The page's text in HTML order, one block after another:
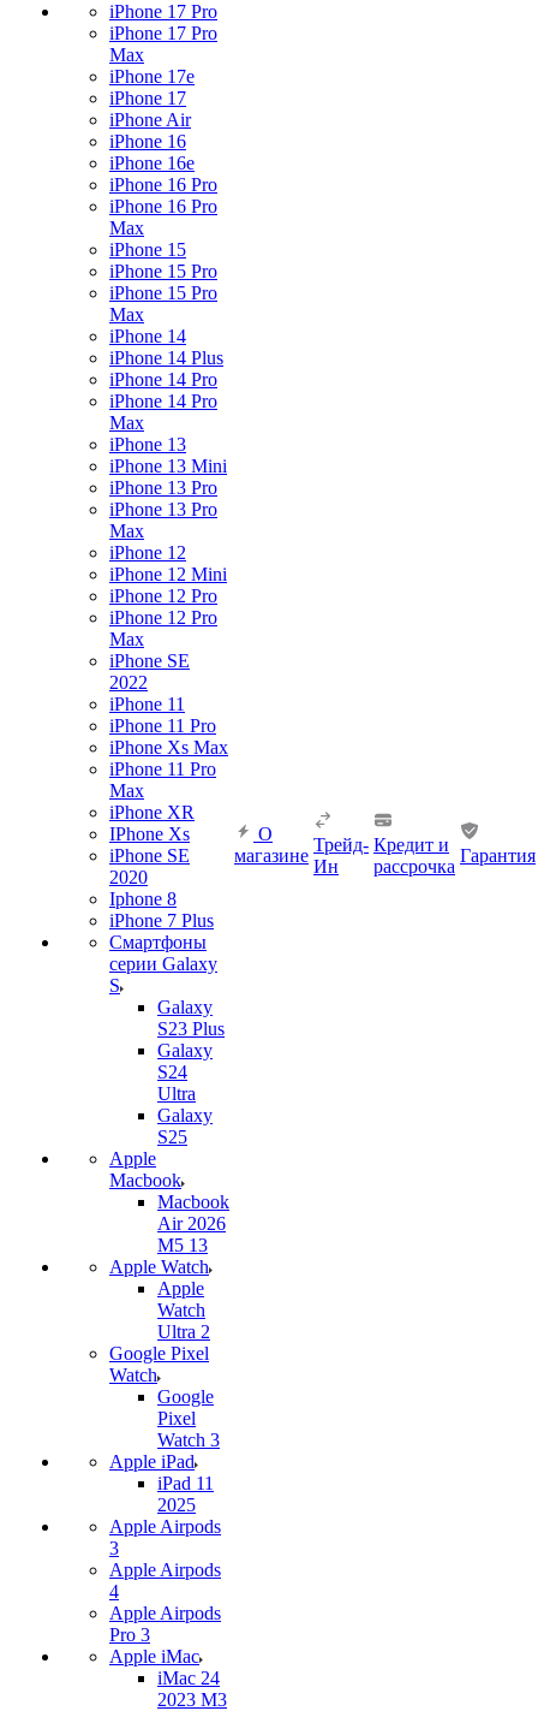
iPhone 17 Pro
iPhone 17 Pro
Max
iPhone 17e
iPhone 17
iPhone Air
iPhone 16
iPhone 16e
iPhone 16 Pro
iPhone 16 Pro
Max
iPhone 15
iPhone 15 Pro
iPhone 15 Pro
Max
iPhone 14
iPhone 14 Plus
iPhone 14 Pro
iPhone 14 Pro
Max
iPhone 13
iPhone 13 Mini
iPhone 13 Pro
iPhone 13 Pro
Max
iPhone 12
iPhone 12 Mini
iPhone 12 Pro
iPhone 12 Pro
Max
iPhone SE
2022
iPhone 11
iPhone 11 Pro
iPhone Xs Max
iPhone 11 Pro
Max
iPhone XR
IPhone Xs
iPhone SE
2020
Iphone 8
iPhone 7 Plus
Смартфоны
серии Galaxy
S
Galaxy
S23 Plus
Galaxy
S24
Ultra
Galaxy
S25
Apple
Macbook
Macbook
Air 2026
M5 13
Apple Watch
Apple
Watch
Ultra 2
Google Pixel
Watch
Google
Pixel
Watch 3
Apple iPad
iPad 11
2025
Apple Airpods
3
Apple Airpods
4
Apple Airpods
Pro 3
Apple iMac
iMac 24
2023 M3
О
магазине
Трейд-
Ин
Кредит и
рассрочка
Гарантия